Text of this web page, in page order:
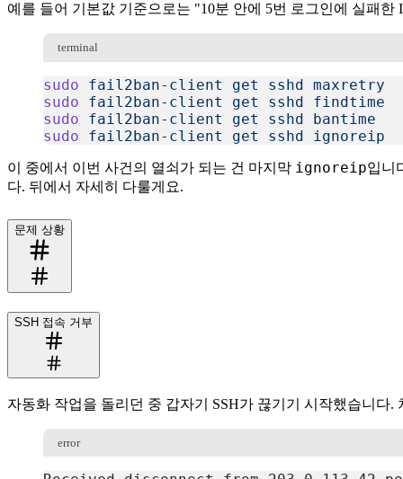
예를 들어 기본값 기준으로는 "10분 안에 5번 로그인에 실패
terminal
sudo fail2ban-client get sshd maxretry
sudo fail2ban-client get sshd findtime
sudo fail2ban-client get sshd bantime
sudo fail2ban-client get sshd ignoreip
이 중에서 이번 사건의 열쇠가 되는 건 마지막 ignoreip입니
다. 뒤에서 자세히 다룰게요.
문제 상황
SSH 접속 거부
자동화 작업을 돌리던 중 갑자기 SSH가 끊기기 시작했습니다.
error